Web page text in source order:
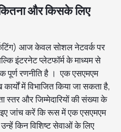
और किसके लिए
आज केवल सोशल नेटवर्क पर
इंटरनेट प्लेटफॉर्म के माध्यम से
पूर्ण रणनीति है । एक एसएमएम
में विभाजित किया जा सकता है,
स्तर और जिम्मेदारियों की संख्या के
जांच करें कि रूस में एक एसएमएम
किन विशिष्ट सेवाओं के लिए